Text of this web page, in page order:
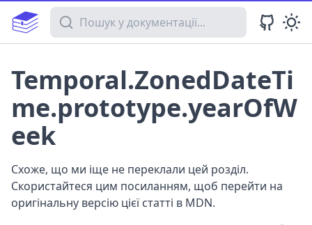
Пошук у документації
Temporal.ZonedDateTi
me.prototype.yearOfW
eek
Схоже, що ми іще не переклали цей розділ.
Скористайтеся цим посиланням, щоб перейти на
оригінальну версію цієї статті в MDN.